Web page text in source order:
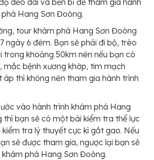
dẻo dai và bền bỉ để tham gia hành
Hang Sơn Đoòng.
tour khám phá Hang Sơn Đoòng
ngày 6 đêm. Bạn sẽ phải đi bộ, trèo
trong khoảng 50km nên nếu bạn có
mắc bệnh xương khớp, tim mạch
áp thì không nên tham gia hành trình
vào hành trình khám phá Hang
thì bạn sẽ có một bài kiểm tra thể lực
tra lý thuyết cực kì gắt gao. Nếu
sẽ được tham gia, ngược lại bạn sẽ
phá Hang Sơn Đoòng.